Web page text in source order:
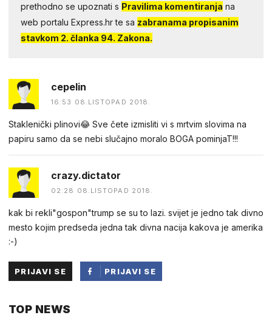
prethodno se upoznati s Pravilima komentiranja na
web portalu Express.hr te sa zabranama propisanim
stavkom 2. članka 94. Zakona.
cepelin
16:53 08.LISTOPAD 2018.
Staklenički plinovi😂 Sve čete izmisliti vi s mrtvim slovima na
papiru samo da se nebi slučajno moralo BOGA pominjaT!!!
crazy.dictator
02:28 08.LISTOPAD 2018.
kak bi rekli"gospon"trump se su to lazi. svijet je jedno tak divno
mesto kojim predseda jedna tak divna nacija kakova je amerika
:-)
PRIJAVI SE
PRIJAVI SE
TOP NEWS